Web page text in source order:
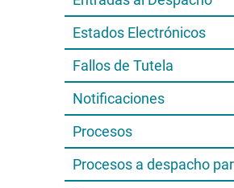
Estados Electrónicos
Fallos de Tutela
Notificaciones
Procesos
Procesos a despacho